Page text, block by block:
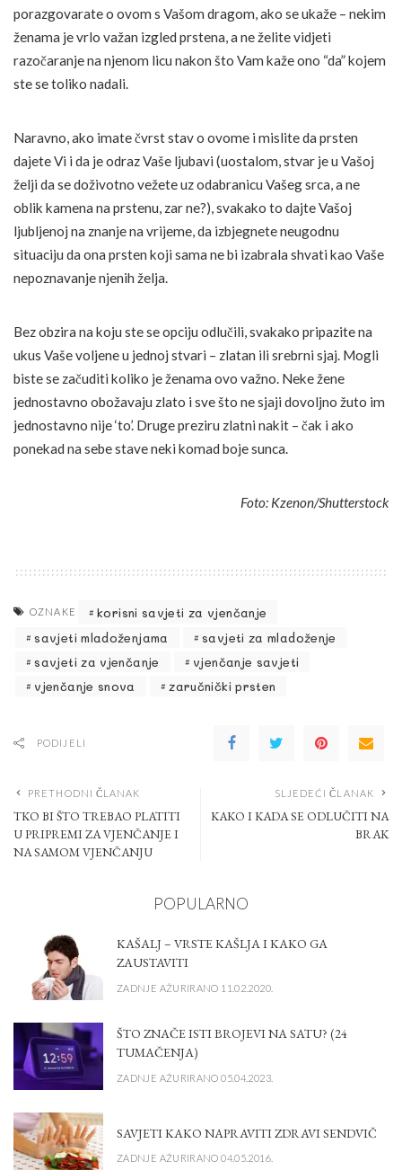
porazgovarate o ovom s Vašom dragom, ako se ukaže – nekim
ženama je vrlo važan izgled prstena, a ne želite vidjeti
razočaranje na njenom licu nakon što Vam kaže ono “da” kojem
ste se toliko nadali.
Naravno, ako imate čvrst stav o ovome i mislite da prsten
dajete Vi i da je odraz Vaše ljubavi (uostalom, stvar je u Vašoj
želji da se doživotno vežete uz odabranicu Vašeg srca, a ne
oblik kamena na prstenu, zar ne?), svakako to dajte Vašoj
ljubljenoj na znanje na vrijeme, da izbjegnete neugodnu
situaciju da ona prsten koji sama ne bi izabrala shvati kao Vaše
nepoznavanje njenih želja.
Bez obzira na koju ste se opciju odlučili, svakako pripazite na
ukus Vaše voljene u jednoj stvari – zlatan ili srebrni sjaj. Mogli
biste se začuditi koliko je ženama ovo važno. Neke žene
jednostavno obožavaju zlato i sve što ne sjaji dovoljno žuto im
jednostavno nije ‘to’. Druge preziru zlatni nakit – čak i ako
ponekad na sebe stave neki komad boje sunca.
Foto: Kzenon/Shutterstock
OZNAKE
korisni savjeti za vjenčanje
savjeti mladoženjama
savjeti za mladoženje
savjeti za vjenčanje
vjenčanje savjeti
vjenčanje snova
zaručnički prsten
PODIJELI
PRETHODNI ČLANAK
TKO BI ŠTO TREBAO PLATITI
U PRIPREMI ZA VJENČANJE I
NA SAMOM VJENČANJU
SLJEDEĆI ČLANAK
KAKO I KADA SE ODLUČITI NA
BRAK
POPULARNO
KAŠALJ – VRSTE KAŠLJA I KAKO GA
ZAUSTAVITI
ZADNJE AŽURIRANO 11.02.2020.
ŠTO ZNAČE ISTI BROJEVI NA SATU? (24
TUMAČENJA)
ZADNJE AŽURIRANO 05.04.2023.
SAVJETI KAKO NAPRAVITI ZDRAVI SENDVIČ
ZADNJE AŽURIRANO 04.05.2016.